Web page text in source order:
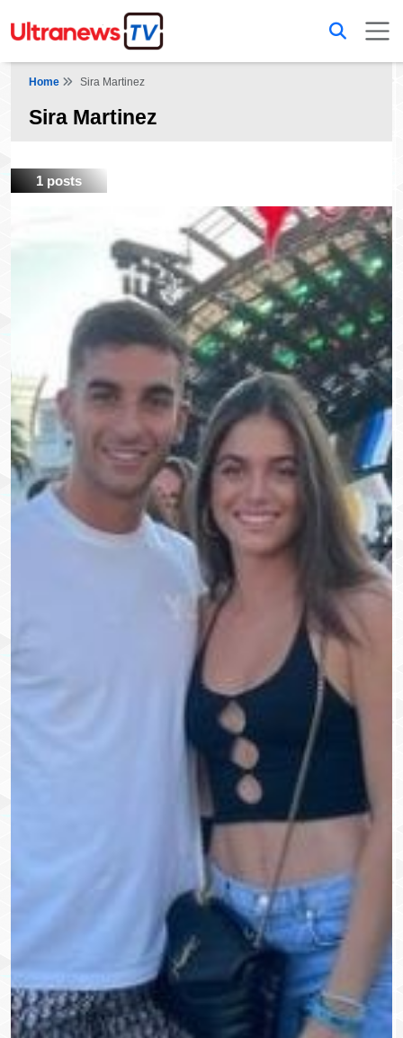
Home Sira Martinez
Sira Martinez
1 posts